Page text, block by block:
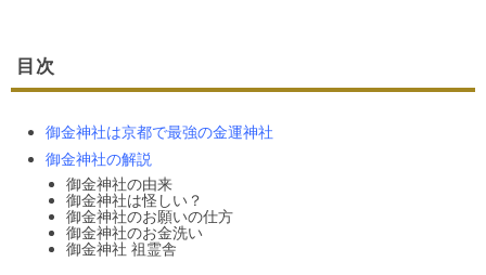
目次
御金神社は京都で最強の金運神社
御金神社の解説
御金神社の由来
御金神社は怪しい？
御金神社のお願いの仕方
御金神社のお金洗い
御金神社 祖霊舎